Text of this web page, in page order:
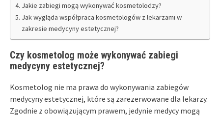
Jakie zabiegi mogą wykonywać kosmetolodzy?
Jak wygląda współpraca kosmetologów z lekarzami w
zakresie medycyny estetycznej?
Czy kosmetolog może wykonywać zabiegi
medycyny estetycznej?
Kosmetolog nie ma prawa do wykonywania zabiegów
medycyny estetycznej, które są zarezerwowane dla lekarzy.
Zgodnie z obowiązującym prawem, jedynie medycy mogą